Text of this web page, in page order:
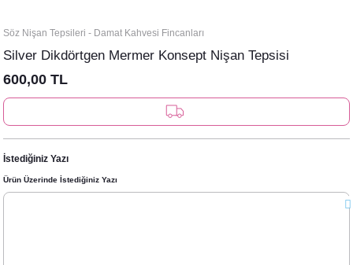
Söz Nişan Tepsileri - Damat Kahvesi Fincanları
Silver Dikdörtgen Mermer Konsept Nişan Tepsisi
600,00 TL
İstediğiniz Yazı
Ürün Üzerinde İstediğiniz Yazı